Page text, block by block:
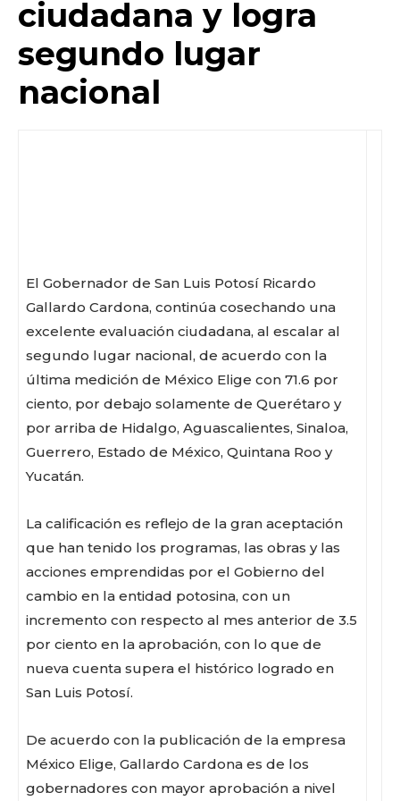
k
ciudadana y logra
segundo lugar
nacional
El Gobernador de San Luis Potosí Ricardo
Gallardo Cardona, continúa cosechando una
excelente evaluación ciudadana, al escalar al
segundo lugar nacional, de acuerdo con la
última medición de México Elige con 71.6 por
ciento, por debajo solamente de Querétaro y
por arriba de Hidalgo, Aguascalientes, Sinaloa,
Guerrero, Estado de México, Quintana Roo y
Yucatán.
La calificación es reflejo de la gran aceptación
que han tenido los programas, las obras y las
acciones emprendidas por el Gobierno del
cambio en la entidad potosina, con un
incremento con respecto al mes anterior de 3.5
por ciento en la aprobación, con lo que de
nueva cuenta supera el histórico logrado en
San Luis Potosí.
De acuerdo con la publicación de la empresa
México Elige, Gallardo Cardona es de los
gobernadores con mayor aprobación a nivel